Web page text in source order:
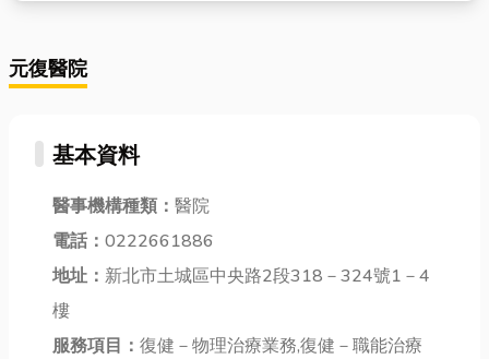
元復醫院
基本資料
醫事機構種類： 醫院
電話： 0222661886
地址： 新北市土城區中央路2段318－324號1－4
樓
服務項目： 復健－物理治療業務,復健－職能治療